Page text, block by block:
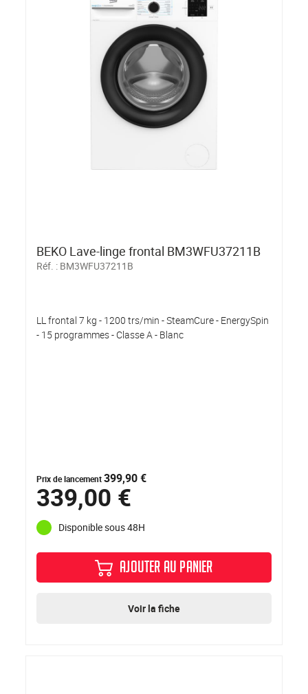
BEKO Lave-linge frontal BM3WFU37211B
Réf. : BM3WFU37211B
LL frontal 7 kg - 1200 trs/min - SteamCure - EnergySpin
- 15 programmes - Classe A - Blanc
Prix de lancement399,90 €
339,00 €
Disponible sous 48H
AJOUTER AU PANIER
Voir la fiche